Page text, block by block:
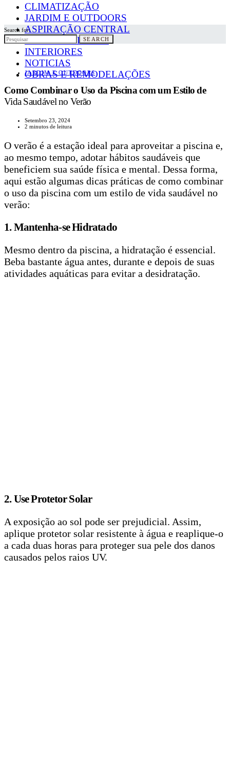
CLIMATIZAÇÃO
JARDIM E OUTDOORS
ASPIRAÇÃO CENTRAL
PAINÉIS SOLARES
INTERIORES
NOTICIAS
OBRAS E REMODELAÇÕES
Search for:
SEARCH
JARDIM E OUTDOORS
Como Combinar o Uso da Piscina com um Estilo de
Vida Saudável no Verão
Setembro 23, 2024
2 minutos de leitura
O verão é a estação ideal para aproveitar a piscina e,
ao mesmo tempo, adotar hábitos saudáveis que
beneficiem sua saúde física e mental. Dessa forma,
aqui estão algumas dicas práticas de como combinar
o uso da piscina com um estilo de vida saudável no
verão:
1. Mantenha-se Hidratado
Mesmo dentro da piscina, a hidratação é essencial.
Beba bastante água antes, durante e depois de suas
atividades aquáticas para evitar a desidratação.
2. Use Protetor Solar
A exposição ao sol pode ser prejudicial. Assim,
aplique protetor solar resistente à água e reaplique-o
a cada duas horas para proteger sua pele dos danos
causados pelos raios UV.